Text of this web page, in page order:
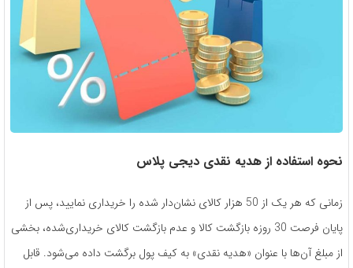
نحوه استفاده از هدیه نقدی دیجی پلاس
زمانی که هر یک از 50 هزار کالای نشان‌دار شده را خریداری نمایید، پس از
پایان فرصت 30 روزه بازگشت کالا و عدم بازگشت کالای خریداری‌شده، بخشی
از مبلغ آن‌ها با عنوان «هدیه‌ نقدی» به کیف پول برگشت داده می‌شود. قابل